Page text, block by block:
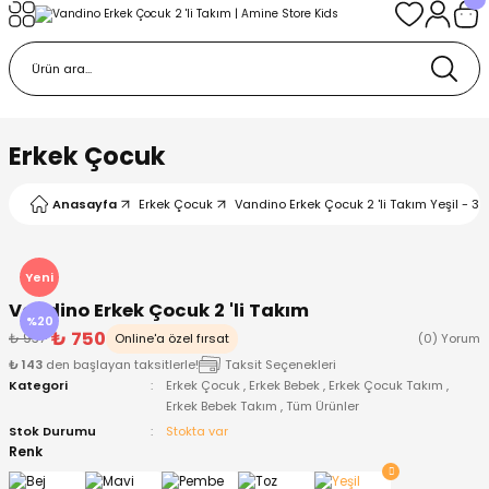
Erkek Çocuk
Anasayfa Erkek Çocuk Vandino Erkek Çocuk 2 'li Takım Yeşil - 3
Yeni
%20
Vandino Erkek Çocuk 2 'li Takım
₺ 937 ₺ 750 Online'a özel fırsat
(0) Yorum
₺ 143 den başlayan taksitlerle!
Taksit Seçenekleri
Kategori
Erkek Çocuk , Erkek Bebek , Erkek Çocuk Takım ,
Erkek Bebek Takım ,Tüm Ürünler
Stok Durumu
Stokta var
Renk
Giyim
Bere ve Eldiven
Body
Bere ve Eldiven
Body
ve Patik
Çıkışı ve Zıbın Seti
Ürünleri